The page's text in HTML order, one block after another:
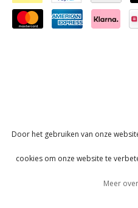
Door het gebruiken van onze
cookies om onze website te
Meer